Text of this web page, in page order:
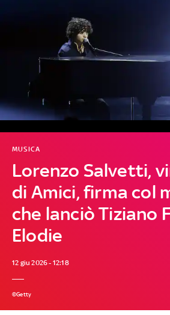
Lorenzo Salvetti,
di Amici, firma col
che lanciò Tiziano
Elodie
MUSICA
12 giu 2026 - 12:18
©Getty